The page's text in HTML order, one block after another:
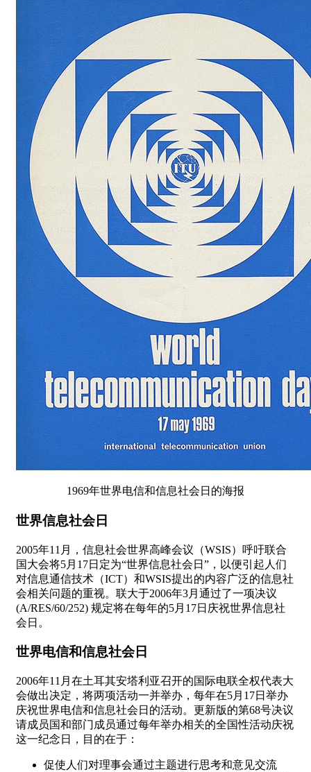
1969年世界电信和信息社会日的海报
世界信息社会日
2005年11月，信息社会世界高峰会议（WSIS）呼吁联合
国大会将5月17日定为“世界信息社会日”，以便引起人们
对信息通信技术（ICT）和WSIS提出的内容广泛的信息社
会相关问题的重视。联大于2006年3月通过了一项决议
(A/RES/60/252) 规定将在每年的5月17日庆祝世界信息社
会日。
世界电信和信息社会日
2006年11月在土耳其安塔利亚召开的国际电联全权代表大
会做出决定，将两项活动一并举办，每年在5月17日举办
庆祝世界电信和信息社会日的活动。更新版的第68号决议
请成员国和部门成员通过每年举办相关的全国性活动庆祝
这一纪念日，目的在于：
促使人们对理事会通过主题进行思考和意见交流